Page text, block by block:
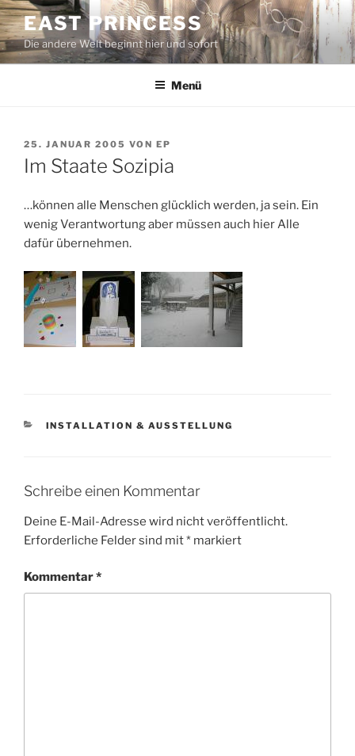
Zum
Inhalt
springen
EAST PRINCESS
Die andere Welt beginnt hier und sofort
Menü
VERÖFFENTLICHT
AM
25. JANUAR 2005 VON EP
Im Staate Sozipia
…können alle Menschen glücklich werden, ja sein. Ein
wenig Verantwortung aber müssen auch hier Alle
dafür übernehmen.
KATEGORIEN
INSTALLATION & AUSSTELLUNG
Schreibe einen Kommentar
Deine E-Mail-Adresse wird nicht veröffentlicht.
Erforderliche Felder sind mit* markiert
Kommentar*